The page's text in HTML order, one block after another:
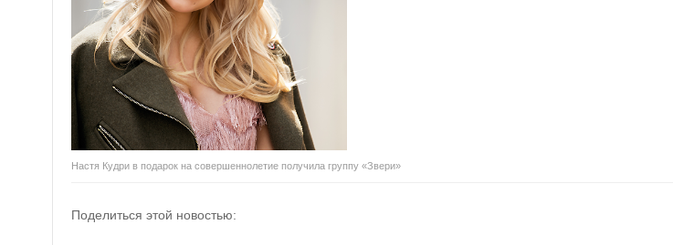
Настя Кудри в подарок на совершеннолетие получила группу «Звери»
Поделиться этой новостью: